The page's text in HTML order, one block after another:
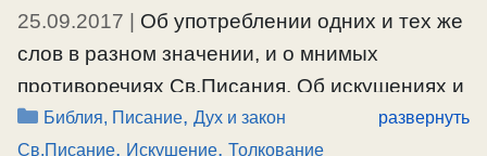
25.09.2017 | Об употреблении одних и тех же
слов в разном значении, и о мнимых
противоречиях Св.Писания. Об искушениях и
естественных желаниях.
Рубрики
Библия, Писание,Дух и закон
Св.Писание, Искушение, Толкование
развернуть